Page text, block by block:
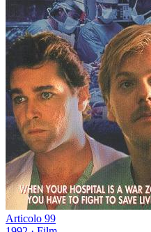
Articolo 99